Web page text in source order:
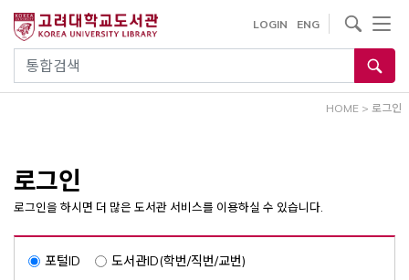
건
통합검색
LOGIN ENG
사이트내 검색
HOME > 로그인
로그인
로그인을 하시면 더 많은 도서관 서비스를 이용하실 수 있습니다.
포털ID 도서관ID(학번/직번/교번)